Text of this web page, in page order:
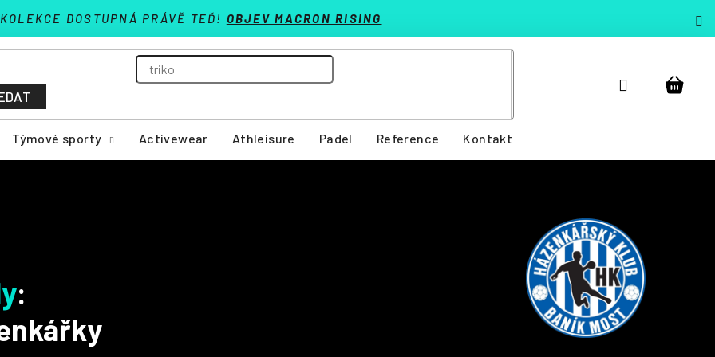
DOSTUPNÁ PRÁVĚ TEĎ! OBJEV MACRON RISING
Přihlášení
Týmové sporty Activewear Athleisure Padel Reference Kontakt
: